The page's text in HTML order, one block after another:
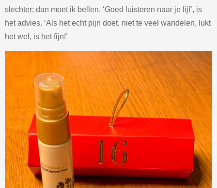
slechter; dan moet ik bellen. ‘Goed luisteren naar je lijf’, is
het advies. ‘Als het echt pijn doet, niet te veel wandelen, lukt
het wel, is het fijn!’